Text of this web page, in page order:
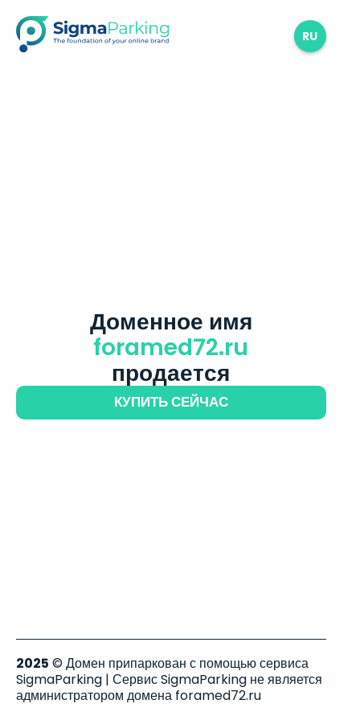
RU
Доменное имя
foramed72.ru
продается
КУПИТЬ СЕЙЧАС
2025 © Домен припаркован с помощью сервиса
SigmaParking | Сервис SigmaParking не является
администратором домена foramed72.ru